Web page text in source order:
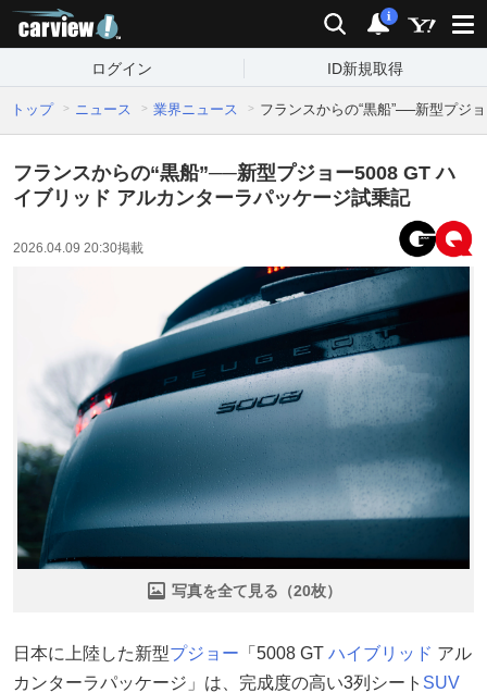
検索 通知
i
ログイン ID新規取得
トップ ニュース 業界ニュース フランスからの“黒船”──新型プジ
フランスからの“黒船”──新型プジョー5008 GT ハ
イブリッド アルカンターラパッケージ試乗記
2026.04.09 20:30掲載
写真を全て見る（20枚）
日本に上陸した新型プジョー 「5008 GT ハイブリッド アル
カンターラパッケージ」は、完成度の高い3列シート SUV